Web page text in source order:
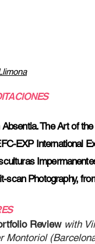
Absentia. The Art of
EXP International
scan Photography,
Review with
Montoriol